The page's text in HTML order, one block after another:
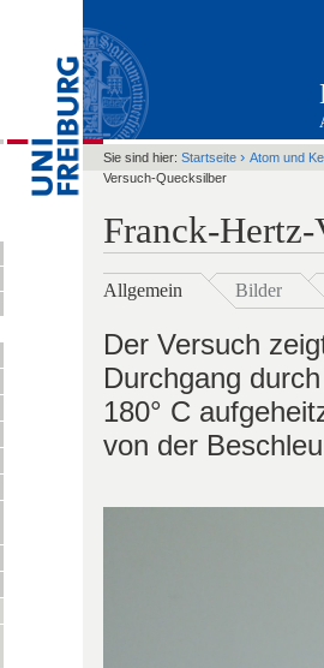
Sie sind hier: Startseite › Atom und
Versuch-Quecksilber
Franck-
Allgemein Bilder
Der Versuch
Durchgang
180° C
von der